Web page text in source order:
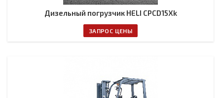
Дизельный погрузчик HELI CPСD15Xk
ЗАПРОС ЦЕНЫ